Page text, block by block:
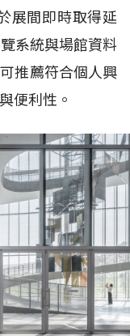
展間即時取得延
系統與場館資料
推薦符合個人興
便利性。